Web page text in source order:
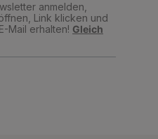
anmelden,
Link klicken und
Mail erhalten! Gleich